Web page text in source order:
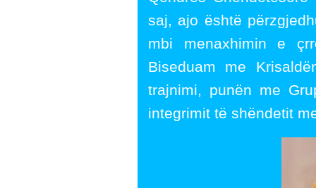
saj, ajo është
mbi menaxhimin e
Biseduam me
trajnimi, punën me
integrimit të shëndetit